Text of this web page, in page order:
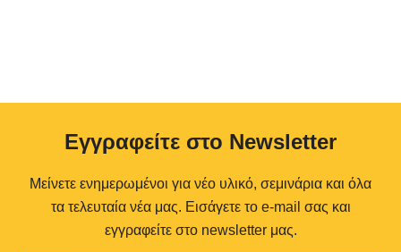
Eγγραφείτε στο Newsletter
Μείνετε ενημερωμένοι για νέο υλικό, σεμινάρια και όλα
τα τελευταία νέα μας. Εισάγετε το e-mail σας και
εγγραφείτε στο newsletter μας.